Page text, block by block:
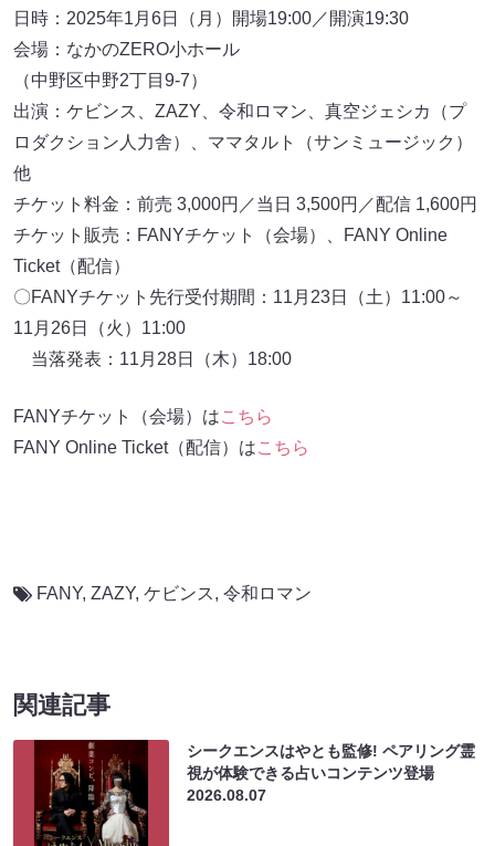
日時：2025年1月6日（月）開場19:00／開演19:30
会場：なかのZERO小ホール
（中野区中野2丁目9-7）
出演：ケビンス、ZAZY、令和ロマン、真空ジェシカ（プ
ロダクション人力舎）、ママタルト（サンミュージック）
他
チケット料金：前売 3,000円／当日 3,500円／配信 1,600円
チケット販売：FANYチケット（会場）、FANY Online
Ticket（配信）
〇FANYチケット先行受付期間：11月23日（土）11:00～
11月26日（火）11:00
当落発表：11月28日（木）18:00
FANYチケット（会場）はこちら
FANY Online Ticket（配信）はこちら
FANY, ZAZY, ケビンス, 令和ロマン
関連記事
シークエンスはやとも監修! ペアリング霊
視が体験できる占いコンテンツ登場
2026.08.07